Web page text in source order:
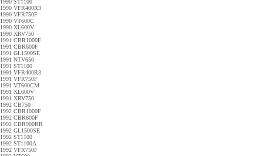
1990 ST1100
1990 VFR400R3
1990 VFR750F
1990 VT600C
1990 XL600V
1990 XRV750
1991 CBR1000F
1991 CBR600F
1991 GL1500SE
1991 NTV650
1991 ST1100
1991 VFR400R3
1991 VFR750F
1991 VT600CM
1991 XL600V
1991 XRV750
1992 CB750
1992 CBR1000F
1992 CBR600F
1992 CBR900RR
1992 GL1500SE
1992 ST1100
1992 ST1100A
1992 VFR750F